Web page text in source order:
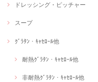
ドレッシング・ピッチャー
スープ
ｸﾞﾗﾀﾝ・ｷｬｾﾛｰﾙ他
耐熱ｸﾞﾗﾀﾝ・ｷｬｾﾛｰﾙ他
非耐熱ｸﾞﾗﾀﾝ・ｷｬｾﾛｰﾙ他